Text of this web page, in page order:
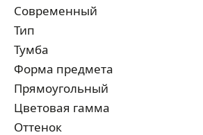
Современный
Тип
Тумба
Форма предмета
Прямоугольный
Цветовая гамма
Оттенок